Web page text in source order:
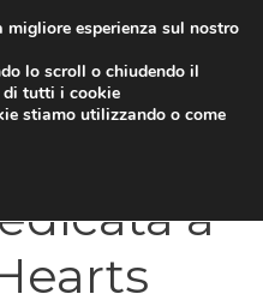
una
a
esperienza sul nostro
lo scroll o chiudendo il
di tutti i cookie
stiamo utilizzando o come